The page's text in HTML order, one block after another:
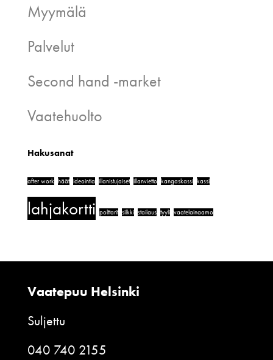
Myymälä
Palvelut
Second hand -market
Vaatehuolto
Hakusanat
after work häät ideointia illanistujaiset illanvietto kangaskassi kassi
lahjakortti polttarit silkki stailaus tyyli vaatelainaamo
Vaatepuu Helsinki
Suljettu
040 740 2155